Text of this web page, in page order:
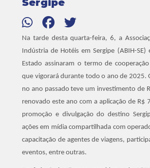
Sergipe
Na tarde desta quarta-feira, 6, a
Indústria de Hotéis em Sergipe (ABIH-
Estado assinaram o termo de cooperação
que vigorará durante todo o ano de 2025.
no ano passado teve um investimento de
renovado este ano com a aplicação de R$
promoção e divulgação do destino
ações em mídia compartilhada com
capacitação de agentes de viagens,
eventos, entre outras.